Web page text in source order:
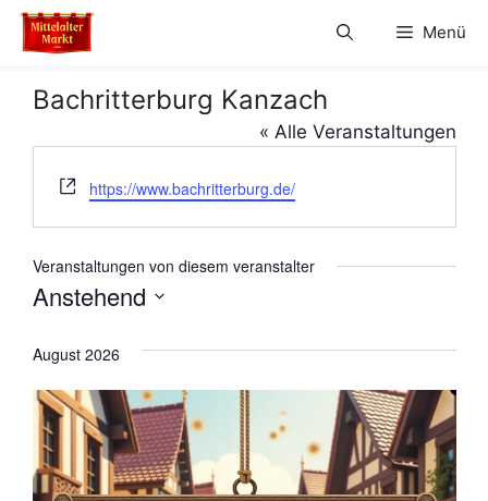
Zum
Inhalt
Menü
Bachritterburg Kanzach
« Alle Veranstaltungen
W
e
b
s
i
e
https://www.bachritterburg.de/
Veranstaltungen von diesem veranstalter
Anstehend
a
u
m
w
ä
August 2026